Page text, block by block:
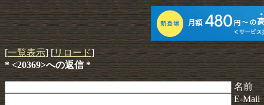
[一覧表示] [リロード]
* <20369>への返信 *
名前
E-Mail